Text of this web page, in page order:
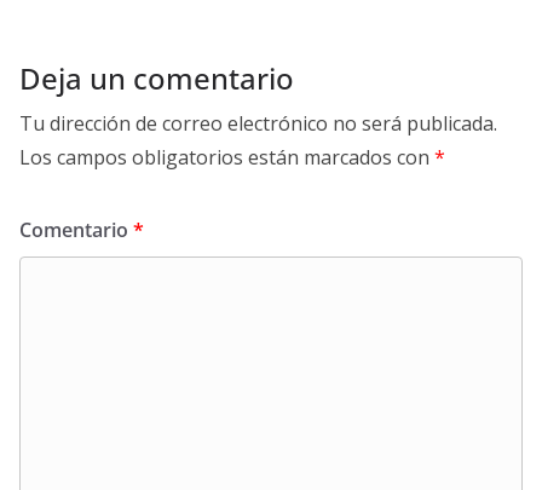
Deja un comentario
Tu dirección de correo electrónico no será publicada.
Los campos obligatorios están marcados con *
Comentario *